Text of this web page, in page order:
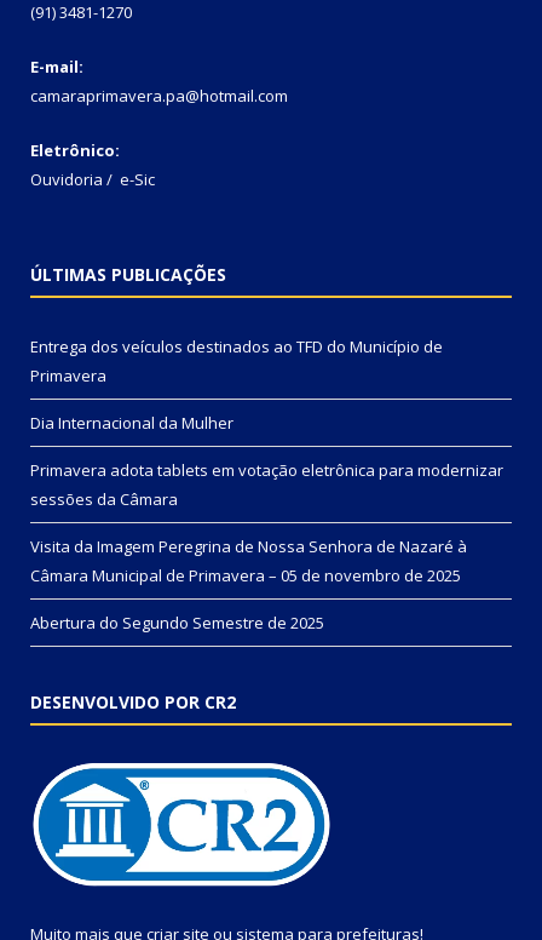
(91) 3481-1270
E-mail:
camaraprimavera.pa@hotmail.com
Eletrônico:
Ouvidoria / e-Sic
ÚLTIMAS PUBLICAÇÕES
Entrega dos veículos destinados ao TFD do Município de
Primavera
Dia Internacional da Mulher
Primavera adota tablets em votação eletrônica para modernizar
sessões da Câmara
Visita da Imagem Peregrina de Nossa Senhora de Nazaré à
Câmara Municipal de Primavera – 05 de novembro de 2025
Abertura do Segundo Semestre de 2025
DESENVOLVIDO POR CR2
Muito mais que criar site ou sistema para prefeituras!